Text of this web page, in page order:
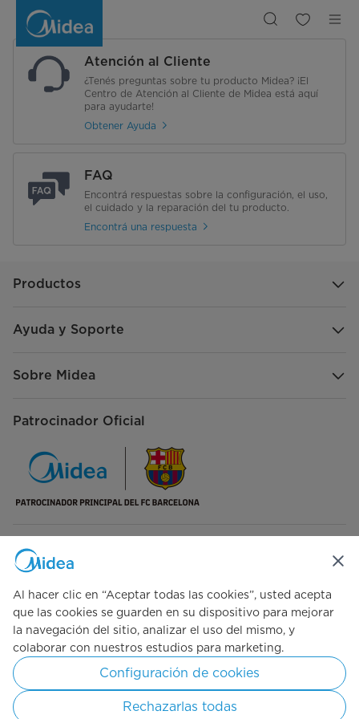
Semiautomática
Atención al Cliente
¿Tenés preguntas sobre tu producto Midea? ¡El
Centro de Atención al Cliente de Midea está aquí
para ayudarte!
Obtener Ayuda
FAQ
Encontrá respuestas sobre la configuración, el uso,
el cuidado y la reparación del tu producto.
Encontrá una respuesta
Productos
Ayuda y Soporte
Sobre Midea
Patrocinador Oficial
Síguenos en redes sociales
Simply ideal
Copyright © 2026 Midea Centroamérica. Todos los derechos
reservados.
Al hacer clic en “Aceptar todas las cookies”, usted acepta
que las cookies se guarden en su dispositivo para mejorar
la navegación del sitio, analizar el uso del mismo, y
colaborar con nuestros estudios para marketing.
Configuración de cookies
Rechazarlas todas